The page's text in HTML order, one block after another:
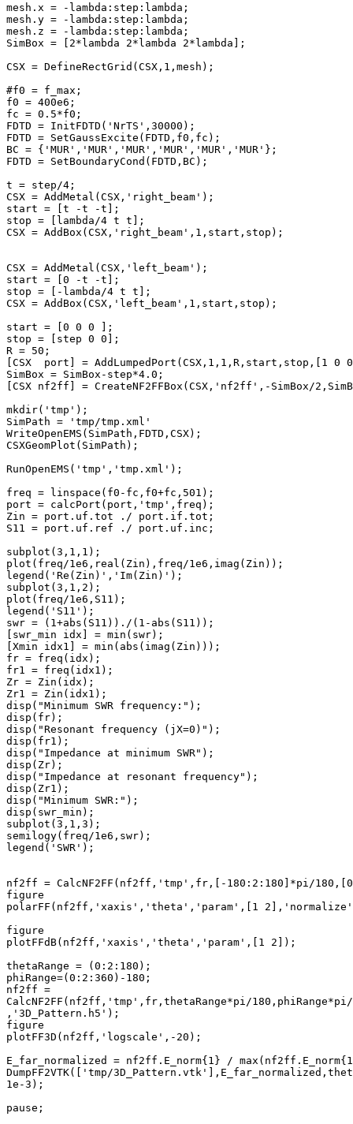
mesh.x = -lambda:step:lambda;
mesh.y = -lambda:step:lambda;
mesh.z = -lambda:step:lambda;
SimBox = [2*lambda 2*lambda 2*lambda];
CSX = DefineRectGrid(CSX,1,mesh);
#f0 = f_max;
f0 = 400e6;
fc = 0.5*f0;
FDTD = InitFDTD('NrTS',30000);
FDTD = SetGaussExcite(FDTD,f0,fc);
BC = {'MUR','MUR','MUR','MUR','MUR','MUR'};
FDTD = SetBoundaryCond(FDTD,BC);
t = step/4;
CSX = AddMetal(CSX,'right_beam');
start = [t -t -t];
stop = [lambda/4 t t];
CSX = AddBox(CSX,'right_beam',1,start,stop);
CSX = AddMetal(CSX,'left_beam');
start = [0 -t -t];
stop = [-lambda/4 t t];
CSX = AddBox(CSX,'left_beam',1,start,stop);
start = [0 0 0 ];
stop = [step 0 0];
R = 50;
[CSX  port] = AddLumpedPort(CSX,1,1,R,start,stop,[1
SimBox = SimBox-step*4.0;
[CSX nf2ff] = CreateNF2FFBox(CSX,'nf2ff',-SimBox/
mkdir('tmp');
SimPath = 'tmp/tmp.xml'
WriteOpenEMS(SimPath,FDTD,CSX);
CSXGeomPlot(SimPath);
RunOpenEMS('tmp','tmp.xml');
freq = linspace(f0-fc,f0+fc,501);
port = calcPort(port,'tmp',freq);
Zin = port.uf.tot ./ port.if.tot;
S11 = port.uf.ref ./ port.uf.inc;
subplot(3,1,1);
plot(freq/1e6,real(Zin),freq/1e6,imag(Zin));
legend('Re(Zin)','Im(Zin)');
subplot(3,1,2);
plot(freq/1e6,S11);
legend('S11');
swr = (1+abs(S11))./(1-abs(S11));
[swr_min idx] = min(swr);
[Xmin idx1] = min(abs(imag(Zin)));
fr = freq(idx);
fr1 = freq(idx1);
Zr = Zin(idx);
Zr1 = Zin(idx1);
disp("Minimum SWR frequency:");
disp(fr);
disp("Resonant frequency (jX=0)");
disp(fr1);
disp("Impedance at minimum SWR");
disp(Zr);
disp("Impedance at resonant frequency");
disp(Zr1);
disp("Minimum SWR:");
disp(swr_min);
subplot(3,1,3);
semilogy(freq/1e6,swr);
legend('SWR');
nf2ff = CalcNF2FF(nf2ff,'tmp',fr,[-180:2:180]*pi/
figure
polarFF(nf2ff,'xaxis','theta','param',[1
figure
plotFFdB(nf2ff,'xaxis','theta','param',[1 2]);
thetaRange = (0:2:180);
phiRange=(0:2:360)-180;
nf2ff =
CalcNF2FF(nf2ff,'tmp',fr,thetaRange*pi/
,'3D_Pattern.h5');
figure
plotFF3D(nf2ff,'logscale',-20);
E_far_normalized = nf2ff.E_norm{1} /
DumpFF2VTK(['tmp/
1e-3);